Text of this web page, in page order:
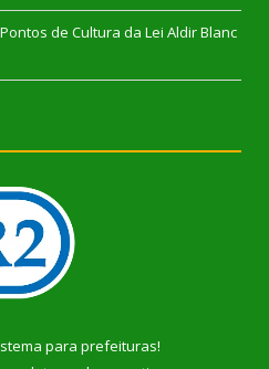
de Cultura da Lei Aldir Blanc
para prefeituras!